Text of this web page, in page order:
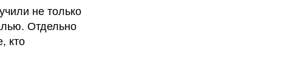
не только
Отдельно
кто